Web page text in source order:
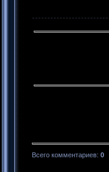
Всего комментариев: 0